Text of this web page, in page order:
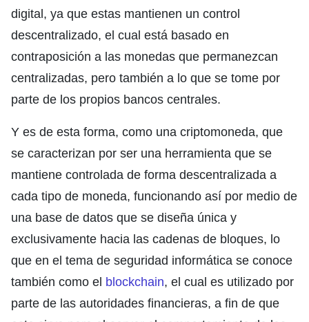
digital, ya que estas mantienen un control
descentralizado, el cual está basado en
contraposición a las monedas que permanezcan
centralizadas, pero también a lo que se tome por
parte de los propios bancos centrales.
Y es de esta forma, como una criptomoneda, que
se caracterizan por ser una herramienta que se
mantiene controlada de forma descentralizada a
cada tipo de moneda, funcionando así por medio de
una base de datos que se diseña única y
exclusivamente hacia las cadenas de bloques, lo
que en el tema de seguridad informática se conoce
también como el blockchain, el cual es utilizado por
parte de las autoridades financieras, a fin de que